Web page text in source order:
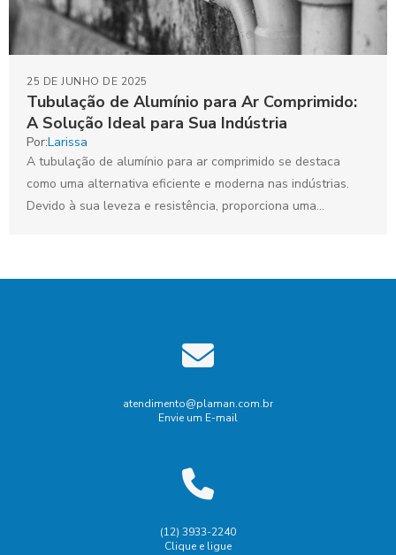
Tubulação de Alumínio para Ar Comprimido:
A Solução Ideal para Sua Indústria
25 DE JUNHO DE 2025
Por:Larissa
A tubulação de alumínio para ar comprimido se destaca
como uma alternativa eficiente e moderna nas indústrias.
Devido à sua leveza e resistência, proporciona uma...
atendimento@plaman.com.br
Envie um E-mail
(12) 3933-2240
Clique e ligue